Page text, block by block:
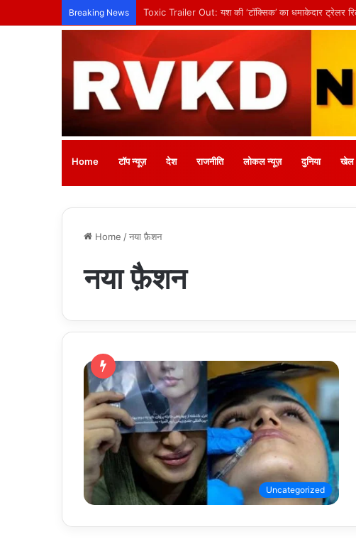
Breaking News
Home टॉप न्यूज़ देश राजनीति लोकल न्यूज़ दुनिया खेल
Home /नया फ़ैशन
नया फ़ैशन
Uncategorized